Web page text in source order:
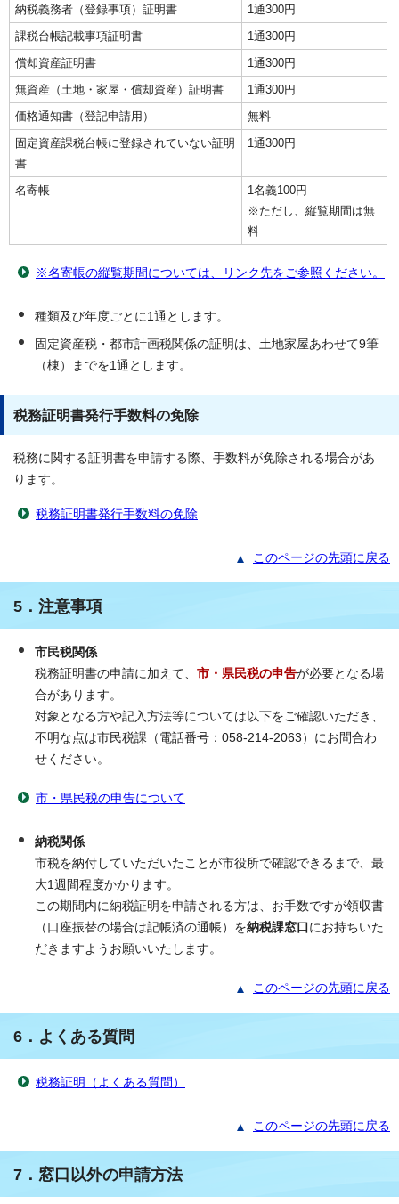
納税義務者（登録事項）証明書
1通300円
課税台帳記載事項証明書
1通300円
償却資産証明書
1通300円
無資産（土地・家屋・償却資産）証明書
1通300円
価格通知書（登記申請用）
無料
固定資産課税台帳に登録されていない証明
書
1通300円
名寄帳
1名義100円
※ただし、縦覧期間は無
料
※名寄帳の縦覧期間については、リンク先をご参照ください。
種類及び年度ごとに1通とします。
固定資産税・都市計画税関係の証明は、土地家屋あわせて9筆
（棟）までを1通とします。
税務証明書発行手数料の免除
税務に関する証明書を申請する際、手数料が免除される場合があ
ります。
税務証明書発行手数料の免除
このページの先頭に戻る
5．注意事項
市民税関係
税務証明書の申請に加えて、 市・県民税の申告が必要となる場
合があります。
対象となる方や記入方法等については以下をご確認いただき、
不明な点は市民税課（電話番号：058-214-2063）にお問合わ
せください。
市・県民税の申告について
納税関係
市税を納付していただいたことが市役所で確認できるまで、最
大1週間程度かかります。
この期間内に納税証明を申請される方は、お手数ですが領収書
（口座振替の場合は記帳済の通帳）を納税課窓口 にお持ちいた
だきますようお願いいたします。
このページの先頭に戻る
6．よくある質問
税務証明（よくある質問）
このページの先頭に戻る
7．窓口以外の申請方法